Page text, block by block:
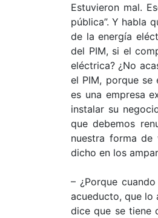
Estuvieron mal.
pública”. Y habla
de la energía
del PIM, si el
eléctrica? ¿No
el PIM, porque se
es una empresa
instalar su
que debemos
nuestra forma
dicho en los
– ¿Porque
acueducto, que lo
dice que se tiene